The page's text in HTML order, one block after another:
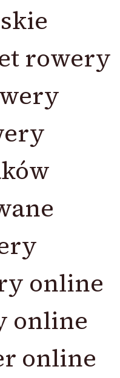
rowery
online
online
online